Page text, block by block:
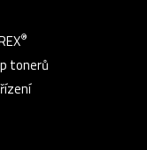
®
tonerů